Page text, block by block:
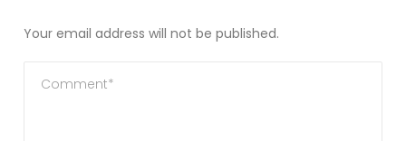
Your email address will not be published.